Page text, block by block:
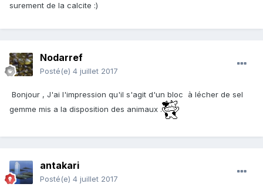
surement de la calcite :)
Nodarref
Posté(e) 4 juillet 2017
Bonjour , J'ai l'impression qu'il s'agit d'un bloc à lécher de sel
gemme mis a la disposition des animaux .
antakari
Posté(e) 4 juillet 2017